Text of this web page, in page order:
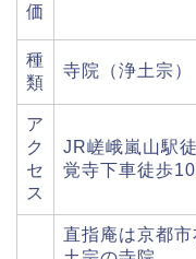
価
種
類
寺院（浄土宗）
ア
ク
セ
ス
JR嵯峨嵐山駅
覚寺下車徒歩
直指庵は京都